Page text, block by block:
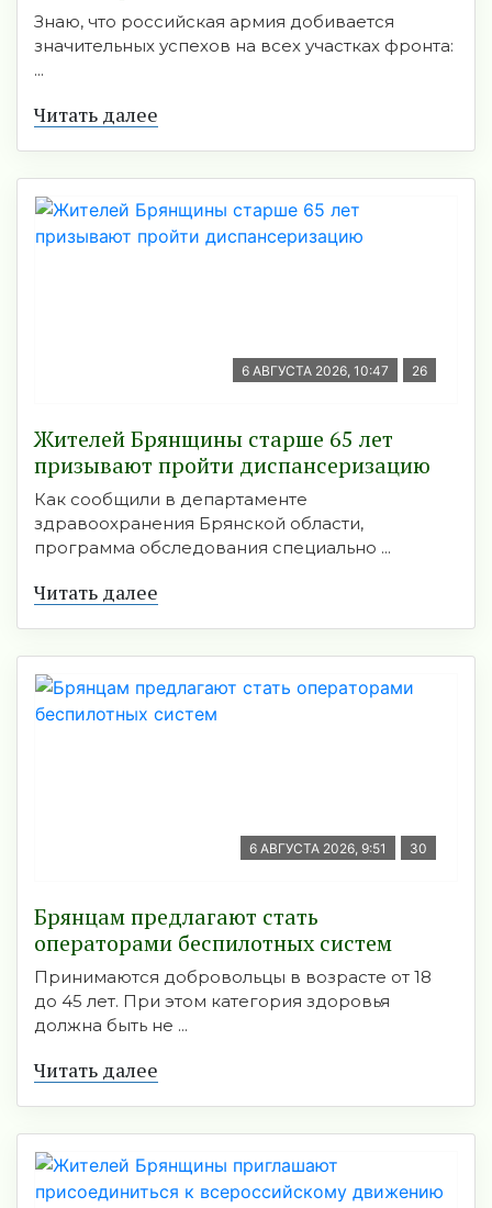
Знаю, что российская армия добивается
значительных успехов на всех участках фронта:
...
Читать далее
6 АВГУСТА 2026, 10:47 26
Жителей Брянщины старше 65 лет
призывают пройти диспансеризацию
Как сообщили в департаменте
здравоохранения Брянской области,
программа обследования специально ...
Читать далее
6 АВГУСТА 2026, 9:51 30
Брянцам предлагают стать
оперaторами бeспилотных систeм
Принимаются добровольцы в возрасте от 18
до 45 лет. При этом категория здоровья
должна быть не ...
Читать далее